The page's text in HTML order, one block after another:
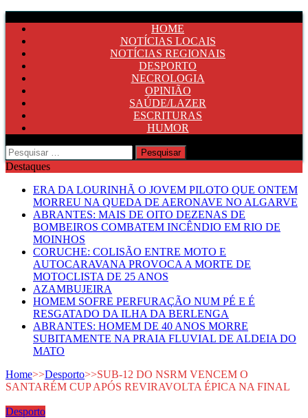
HOME
NOTÍCIAS LOCAIS
NOTÍCIAS REGIONAIS
DESPORTO
NECROLOGIA
OPINIÃO
SAÚDE/LAZER
ESCRITURAS
HUMOR
Pesquisar
por:
Destaques
ERA DA LOURINHÃ O JOVEM PILOTO QUE ONTEM
MORREU NA QUEDA DE AERONAVE NO ALGARVE
ABRANTES: MAIS DE OITO DEZENAS DE
BOMBEIROS COMBATEM INCÊNDIO EM RIO DE
MOINHOS
CORUCHE: COLISÃO ENTRE MOTO E
AUTOCARAVANA PROVOCA A MORTE DE
MOTOCLISTA DE 25 ANOS
AZAMBUJEIRA
HOMEM SOFRE PERFURAÇÃO NUM PÉ E É
RESGATADO DA ILHA DA BERLENGA
ABRANTES: HOMEM DE 40 ANOS MORRE
SUBITAMENTE NA PRAIA FLUVIAL DE ALDEIA DO
MATO
Home>>Desporto>>SUB-12 DO NSRM VENCEM O
SANTARÉM CUP APÓS REVIRAVOLTA ÉPICA NA FINAL
Desporto